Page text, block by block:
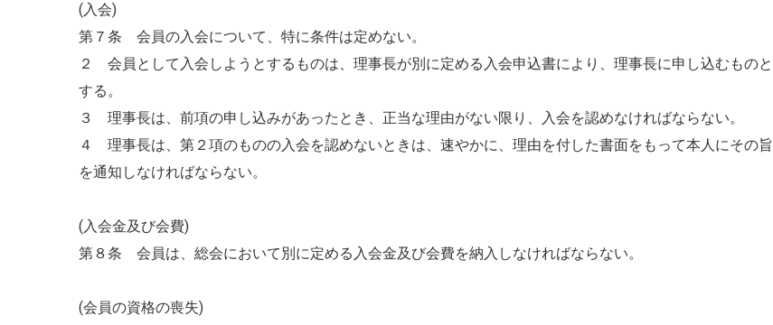
(入会)
第７条 会員の入会について、特に条件は定めない。
２ 会員として入会しようとするものは、理事長が別に定める入会申込書により、理事長に申し込むものと
する。
３ 理事長は、前項の申し込みがあったとき、正当な理由がない限り、入会を認めなければならない。
４ 理事長は、第２項のものの入会を認めないときは、速やかに、理由を付した書面をもって本人にその旨
を通知しなければならない。
(入会金及び会費)
第８条 会員は、総会において別に定める入会金及び会費を納入しなければならない。
(会員の資格の喪失)